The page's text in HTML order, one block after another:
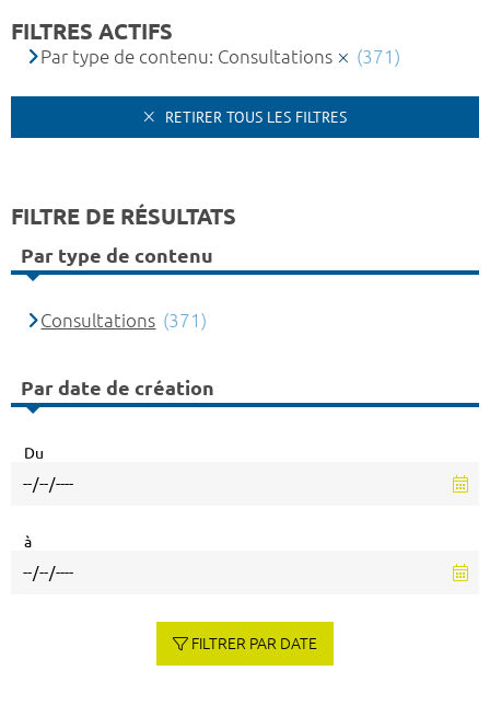
FILTRES ACTIFS
Par type de contenu: Consultations (371)
RETIRER TOUS LES FILTRES
FILTRE DE RÉSULTATS
Par type de contenu
Consultations (371)
Par date de création
Du
à
FILTRER PAR DATE